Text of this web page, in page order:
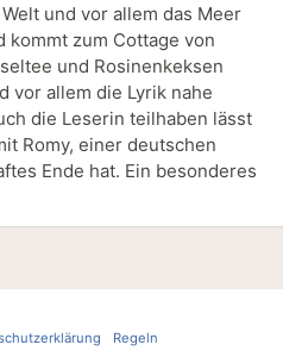
und vor allem das Meer
kommt zum Cottage von
und Rosinenkeksen
vor allem die Lyrik nahe
die Leserin teilhaben lässt
Romy, einer deutschen
Ende hat. Ein besonderes
Regeln